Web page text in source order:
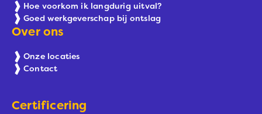
Hoe voorkom ik langdurig uitval?
Goed werkgeverschap bij ontslag
Over ons
Onze locaties
Contact
Certificering